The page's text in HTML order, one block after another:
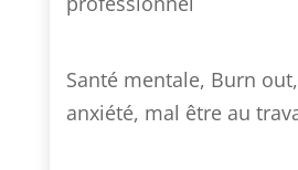
Santé mentale, Burn
anxiété, mal être au